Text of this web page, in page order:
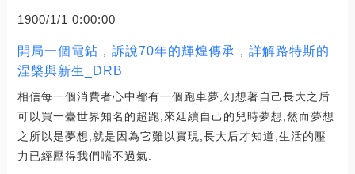
1900/1/1 0:00:00
開局一個電鉆，訴說70年的輝煌傳承，詳解路特斯的
涅槃與新生_DRB
相信每一個消費者心中都有一個跑車夢,幻想著自己長大之后
可以買一臺世界知名的超跑,來延續自己的兒時夢想,然而夢想
之所以是夢想,就是因為它難以實現,長大后才知道,生活的壓
力已經壓得我們喘不過氣.